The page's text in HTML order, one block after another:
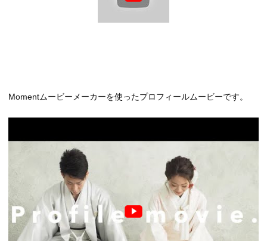
Momentムービーメーカーを使ったプロフィールムービーです。